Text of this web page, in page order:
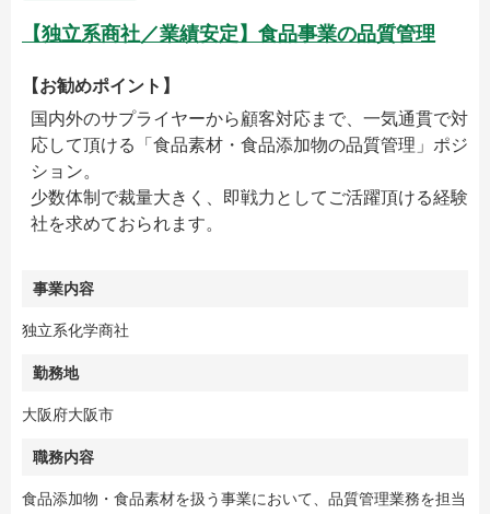
【独立系商社／業績安定】食品事業の品質管理
【お勧めポイント】
国内外のサプライヤーから顧客対応まで、一気通貫で対
応して頂ける「食品素材・食品添加物の品質管理」ポジ
ション。
少数体制で裁量大きく、即戦力としてご活躍頂ける経験
社を求めておられます。
事業内容
独立系化学商社
勤務地
大阪府大阪市
職務内容
食品添加物・食品素材を扱う事業において、品質管理業務を担当